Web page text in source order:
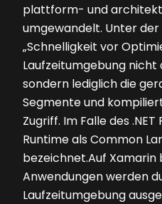
plattform- und
umgewandelt. Unter
„Schnelligkeit vor
Laufzeitumgebung
sondern lediglich die
Segmente und
Zugriff. Im Falle des
Runtime als Common
bezeichnet.Auf Xamarin
Anwendungen werden
Laufzeitumgebung